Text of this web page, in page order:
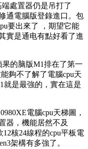
處置器仍是吊打了
電腦版登錄進口。包
要出來了 ，期望它能
實是通电有點好看了進
的脑版M1排在了第一
能夠不了解了電腦cpu天
是最強的，實在這是
電腦cpu天梯圖，
 ，機能居然不及
核24線程的cpu平板電
構有多強了 。